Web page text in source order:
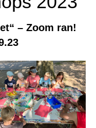
– Zoom ran!